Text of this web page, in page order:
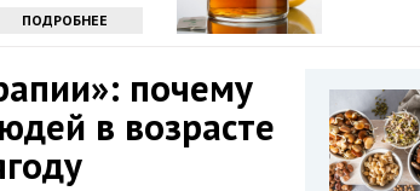
ПОДРОБНЕЕ
почему
в возрасте